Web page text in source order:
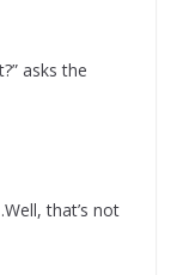
asks the
that’s not